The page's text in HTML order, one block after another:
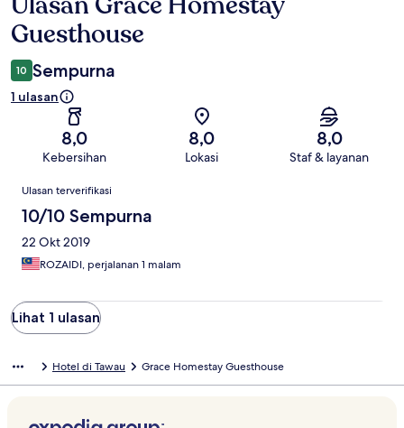
Guesthouse
10 Sempurna
1 ulasan
8,0
Kebersihan
8,0
Lokasi
8,0
Staf & layanan
Ulasan
Ulasan terverifikasi
10/10 Sempurna
22 Okt 2019
ROZAIDI, perjalanan 1 malam
Lihat 1 ulasan
Hotel di Tawau Grace Homestay Guesthouse